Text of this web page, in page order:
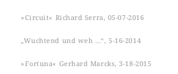
»Circuit« Richard Serra, 05-07-2016
„Wuchtend und weh …“, 5-16-2014
»Fortuna« Gerhard Marcks, 3-18-2015